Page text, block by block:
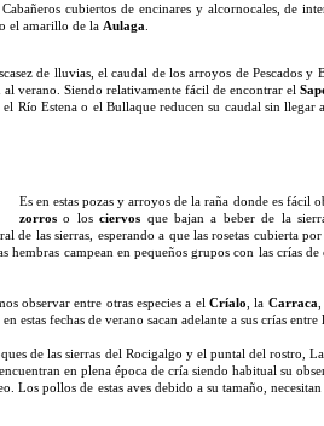
cubiertos de encinares y alcornocales, de
o el amarillo de la Aulaga
de lluvias, el caudal de los arroyos de Pescados y
verano. Siendo relativamente fácil de encontrar el
el Río Estena o el Bullaque reducen su caudal sin llegar
Es en estas pozas y arroyos de la raña donde es fácil
zorros o losciervos que bajan a beber de la
de las sierras, esperando a que las rosetas cubierta
hembras campean en pequeños grupos con las crías
observar entre otras especies a el Críalo , la Carraca
en estas fechas de verano sacan adelante a sus crías entre
de las sierras del Rocigalgo y el puntal del rostro,
en plena época de cría siendo habitual su
Los pollos de estas aves debido a su tamaño,